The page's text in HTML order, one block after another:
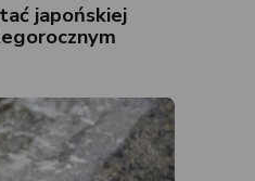
japońskiej